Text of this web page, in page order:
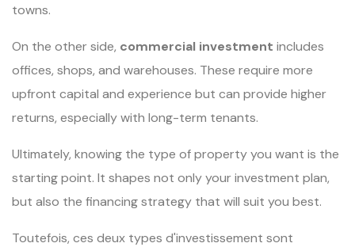
towns.
On the other side, commercial investment includes
offices, shops, and warehouses. These require more
upfront capital and experience but can provide higher
returns, especially with long-term tenants.
Ultimately, knowing the type of property you want is the
starting point. It shapes not only your investment plan,
but also the financing strategy that will suit you best.
Toutefois, ces deux types d'investissement sont